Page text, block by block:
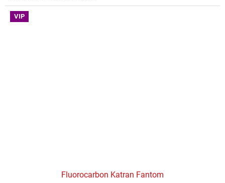
VIP
Fluorocarbon Katran Fantom